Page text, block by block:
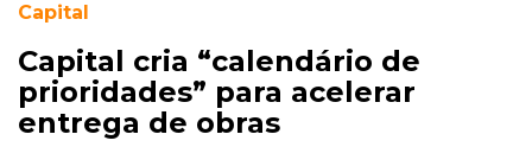
Capital
Capital cria “calendário de
prioridades” para acelerar
entrega de obras